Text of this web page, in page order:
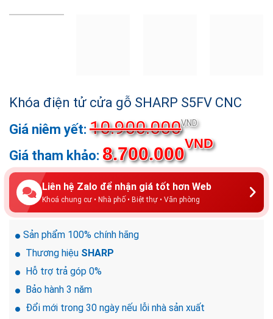
Khóa điện tử cửa gỗ SHARP S5FV CNC
10.900.000VNDGiá
gốc
là:
8.700.000
VNDGiá
tại
Liên hệ Zalo để nhận giá tốt hơn Web
Khoá chung cư • Nhà phố • Biệt thự • Văn phòng
Sản phẩm 100% chính hãng
Thương hiệu SHARP
Hỗ trợ trả góp 0%
Bảo hành 3 năm
Đổi mới trong 30 ngày nếu lỗi nhà sản xuất